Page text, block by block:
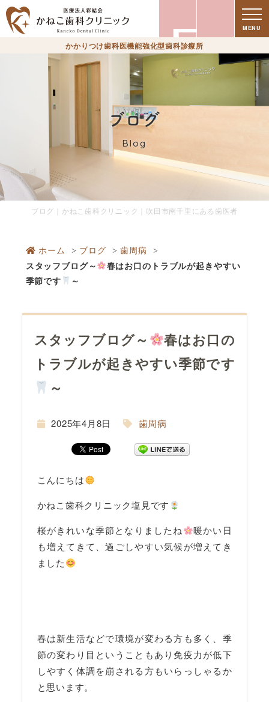
療
時
間
MENU
かかりつけ歯科医機能強化型歯科診療所
ブログ
Blog
ブログ｜かねこ歯科クリニック｜吹田市南千里にある歯医者
ホーム ブログ
歯周病
スタッフブログ～
春はお口のトラブルが起きやすい
季節です
～
スタッフブログ～
春はお口の
トラブルが起きやすい季節です
～
2025年4月8日 歯周病
こんにちは
かねこ歯科クリニック塩見です
桜がきれいな季節となりましたね
暖かい日
も増えてきて、過ごしやすい気候が増えてき
ました
春は新生活などで環境が変わる方も多く、季
節の変わり目ということもあり免疫力が低下
しやすく体調を崩される方もいらっしゃるか
と思います。